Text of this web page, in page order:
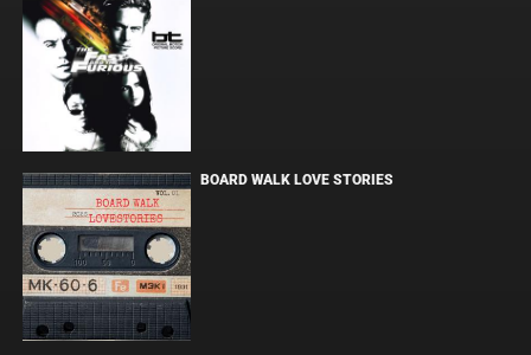
BOARD WALK LOVE STORIES